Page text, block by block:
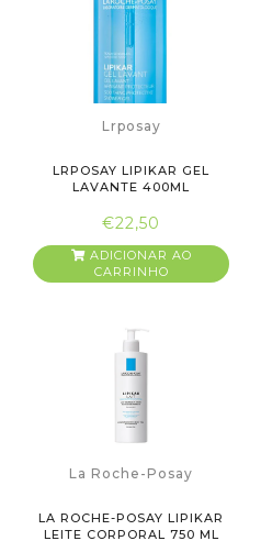
Lrposay
LRPOSAY LIPIKAR GEL
LAVANTE 400ML
€22,50
ADICIONAR AO
CARRINHO
La Roche-Posay
LA ROCHE-POSAY LIPIKAR
LEITE CORPORAL 750 ML